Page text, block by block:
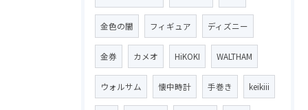
金色の闇 フィギュア ディズニー
金券 カメオ HiKOKI WALTHAM
ウォルサム 懐中時計 手巻き keikiii